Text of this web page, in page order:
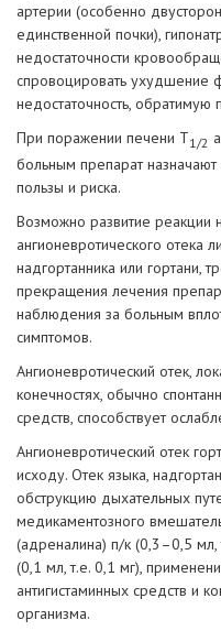
артерии (особенно
единственной почки),
недостаточности
спровоцировать ухудшение
недостаточность,
При поражении печени T1/2
больным препарат
пользы и риска.
Возможно развитие реакции
ангионевротического отека
надгортанника или гортани,
прекращения лечения
наблюдения за больным
симптомов.
Ангионевротический отек,
конечностях, обычно
средств, способствует
Ангионевротический отек
исходу. Отек языка,
обструкцию дыхательных
медикаментозного
(адреналина) п/к (0,3–0,5
(0,1 мл, т.е. 0,1 мг),
антигистаминных средств и
организма.